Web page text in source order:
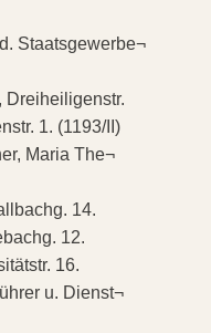
Staatsgewerbe¬
Dreiheiligenstr.
1. (1193/II)
Maria The¬
14.
12.
16.
u. Dienst¬